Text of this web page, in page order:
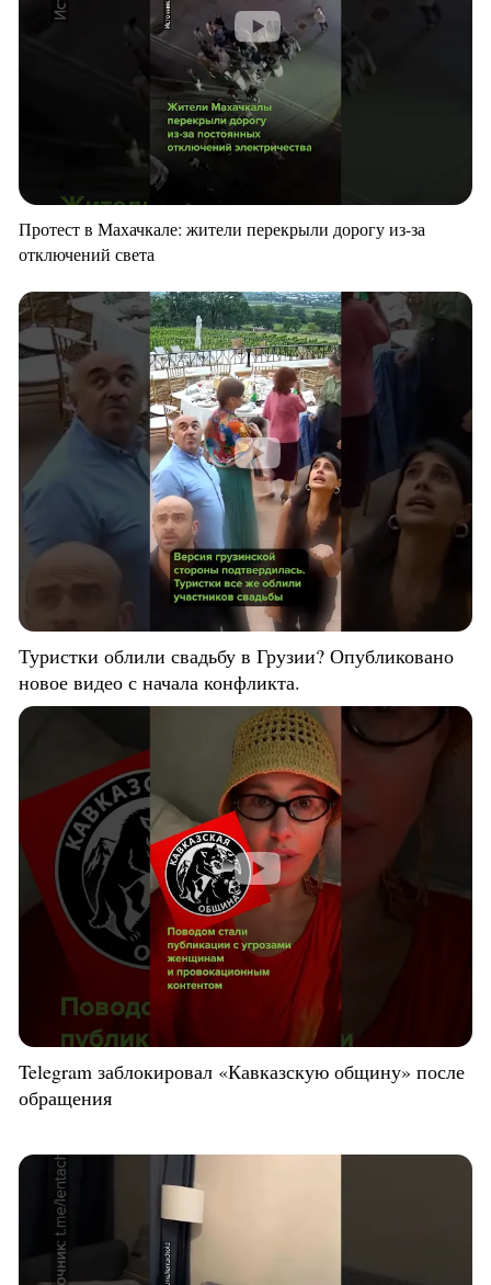
Протест в Махачкале: жители перекрыли дорогу из-за
отключений света
Туристки облили свадьбу в Грузии? Опубликовано
новое видео с начала конфликта.
Telegram заблокировал «Кавказскую общину» после
обращения